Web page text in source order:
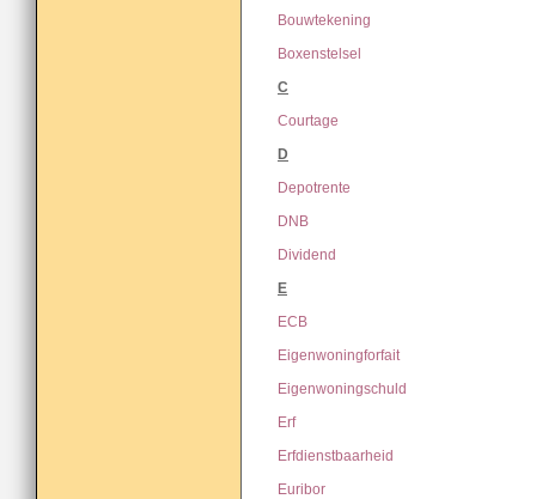
Bouwtekening
Boxenstelsel
C
Courtage
D
Depotrente
DNB
Dividend
E
ECB
Eigenwoningforfait
Eigenwoningschuld
Erf
Erfdienstbaarheid
Euribor